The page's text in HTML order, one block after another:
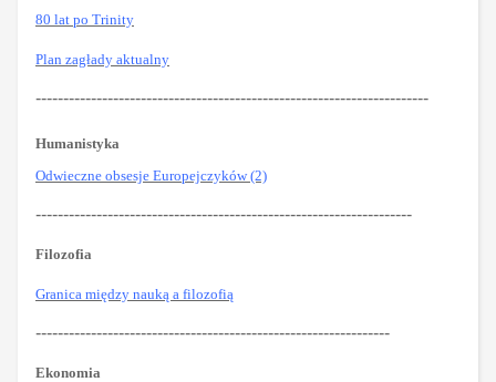
80 lat po Trinity
Plan zagłady aktualny
-----------------------------------------------------------------------
Humanistyka
Odwieczne obsesje Europejczyków (2)
--------------------------------------------------------------------
Filozofia
Granica między nauką a filozofią
----------------------------------------------------------------
Ekonomia